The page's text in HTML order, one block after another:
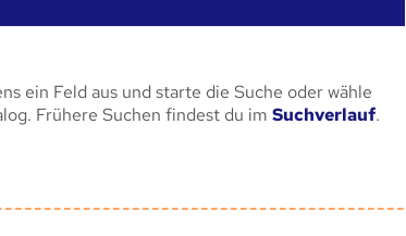
ein Feld aus und starte die Suche oder wähle
Frühere Suchen findest du im Suchverlauf.